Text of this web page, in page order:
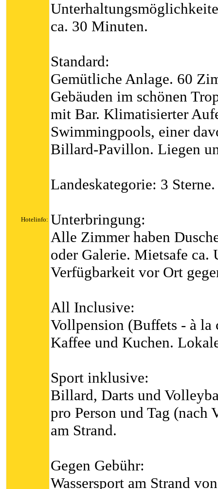
Hotelinfo:
ca. 30 Minuten.
Standard:
Gemütliche Anlage. 60
Gebäuden im schönen
mit Bar. Klimatisierter
Swimmingpools, einer
Billard-Pavillon. Liegen
Landeskategorie: 3 Sterne.
Unterbringung:
Alle Zimmer haben
oder Galerie. Mietsafe ca.
Verfügbarkeit vor Ort
All Inclusive:
Vollpension (Buffets - à la
Kaffee und Kuchen.
Sport inklusive:
Billard, Darts und
pro Person und Tag
am Strand.
Gegen Gebühr:
Wassersport am Strand